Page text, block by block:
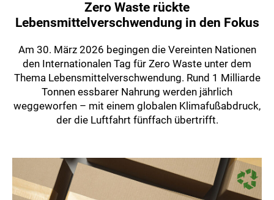
Zero Waste rückte
Lebensmittelverschwendung in den Fokus
Am 30. März 2026 begingen die Vereinten Nationen
den Internationalen Tag für Zero Waste unter dem
Thema Lebensmittelverschwendung. Rund 1 Milliarde
Tonnen essbarer Nahrung werden jährlich
weggeworfen – mit einem globalen Klimafußabdruck,
der die Luftfahrt fünffach übertrifft.